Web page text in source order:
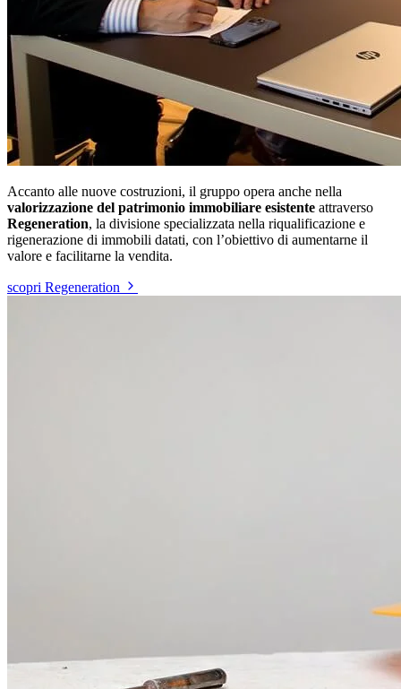
Accanto alle nuove costruzioni, il gruppo opera anche nella
valorizzazione del patrimonio immobiliare esistente attraverso
Regeneration, la divisione specializzata nella riqualificazione e
rigenerazione di immobili datati, con l’obiettivo di aumentarne il
valore e facilitarne la vendita.
scopri Regeneration